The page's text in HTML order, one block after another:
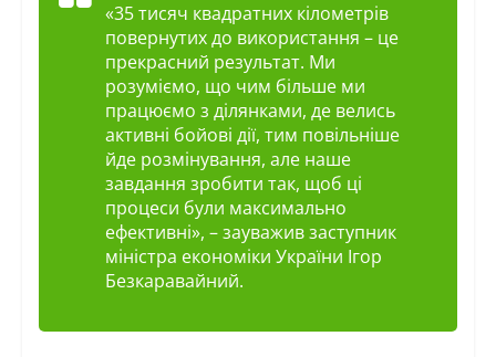
«35 тисяч квадратних кілометрів
повернутих до використання – це
прекрасний результат. Ми
розуміємо, що чим більше ми
працюємо з ділянками, де велись
активні бойові дії, тим повільніше
йде розмінування, але наше
завдання зробити так, щоб ці
процеси були максимально
ефективні», – зауважив заступник
міністра економіки України Ігор
Безкаравайний.